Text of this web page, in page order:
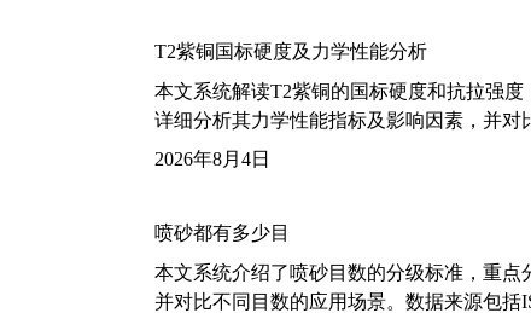
T2紫铜国标硬度及力学性能分析
本文系统解读T2紫铜的国标硬度和抗拉强度
详细分析其力学性能指标及影响因素，并对
2026年8月4日
喷砂都有多少目
本文系统介绍了喷砂目数的分级标准，重点
并对比不同目数的应用场景。数据来源包括